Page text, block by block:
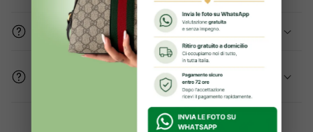
Gli articoli sono originali?
Come mi assicurate che le condizioni del